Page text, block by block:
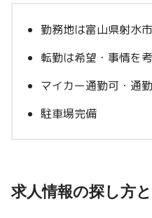
勤務地は富山県射水
転勤は希望・事情を
マイカー通勤可・通
駐車場完備
求人情報の探し方